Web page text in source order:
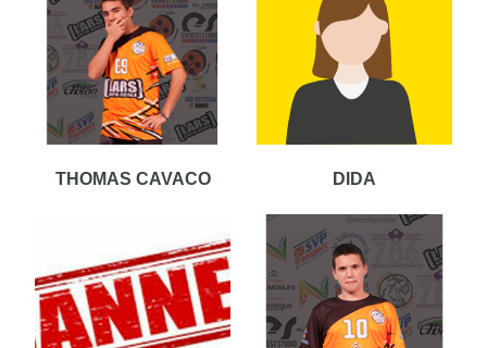
THOMAS CAVACO DIDA